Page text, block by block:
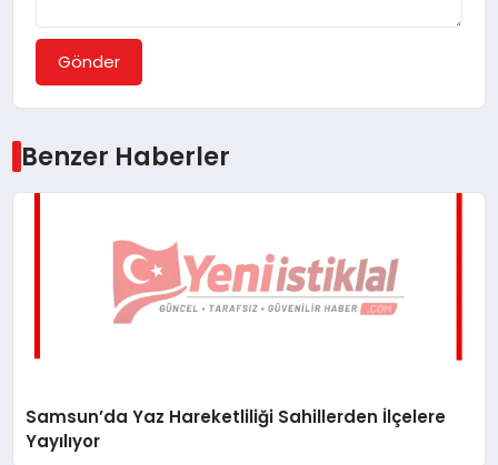
Gönder
Benzer Haberler
Samsun’da Yaz Hareketliliği Sahillerden İlçelere
Yayılıyor